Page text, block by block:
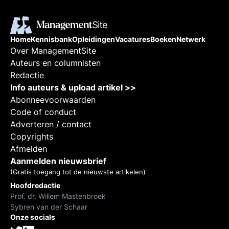
HomeKennisbankOpleidingenVacaturesBoekenNetwerk
Over ManagementSite
Auteurs en columnisten
Redactie
Info auteurs & upload artikel >>
Abonneevoorwaarden
Code of conduct
Adverteren / contact
Copyrights
Afmelden
Aanmelden nieuwsbrief
(Gratis toegang tot de nieuwste artikelen)
Hoofdredactie
Prof. dr. Willem Mastenbroek
Sybren van der Schaar
Onze socials